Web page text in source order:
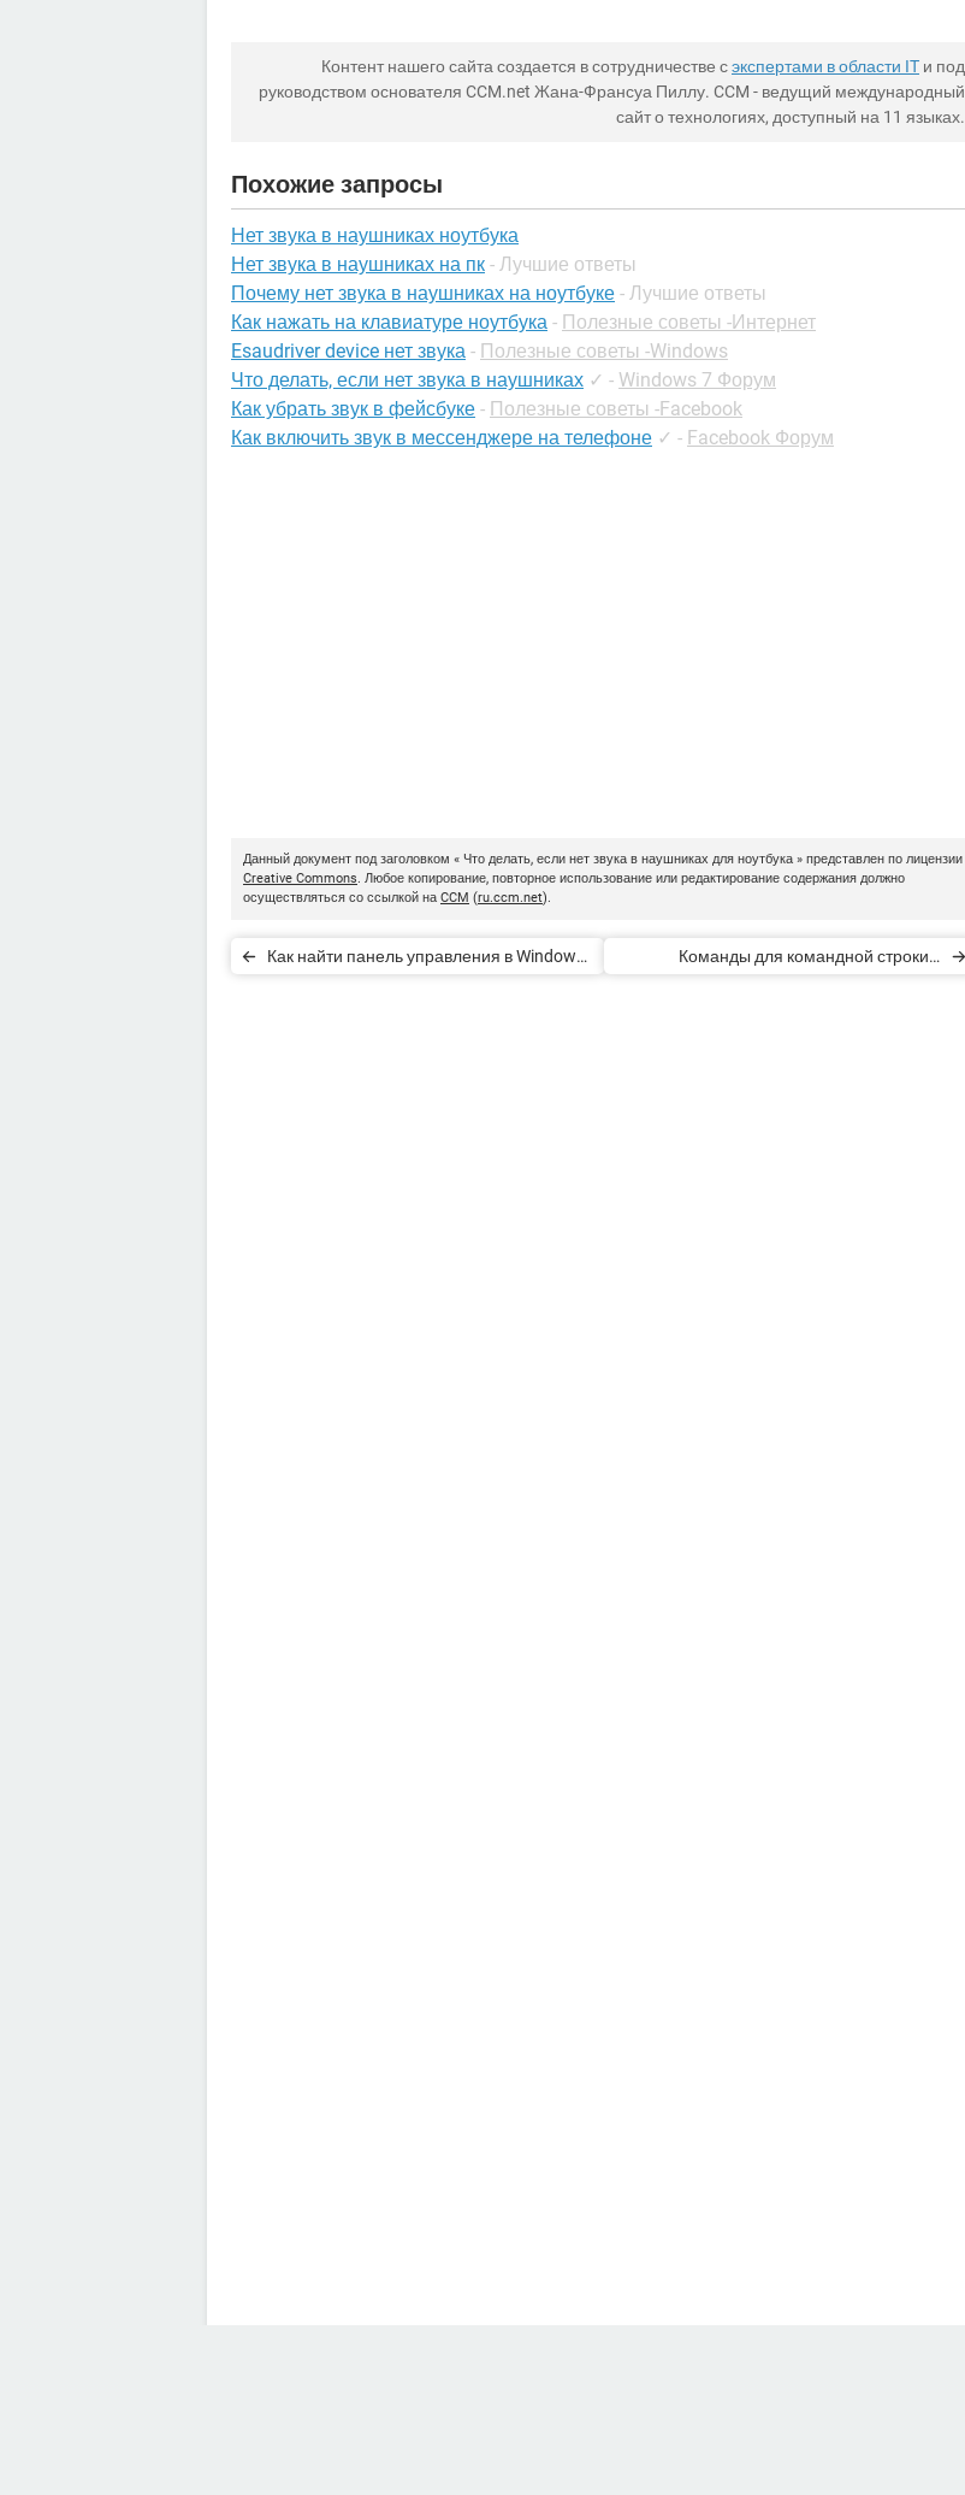
Контент нашего сайта создается в сотрудничестве сэкспертами в области IT и под
руководством основателя CCM.net Жана-Франсуа Пиллу. CCM - ведущий международный
сайт о технологиях, доступный на 11 языках.
Похожие запросы
Нет звука в наушниках ноутбука
Нет звука в наушниках на пк - Лучшие ответы
Почему нет звука в наушниках на ноутбуке - Лучшие ответы
Как нажать на клавиатуре ноутбука - Полезные советы -Интернет
Esaudriver device нет звука - Полезные советы -Windows
Что делать, если нет звука в наушниках ✓ - Windows 7 Форум
Как убрать звук в фейсбуке - Полезные советы -Facebook
Как включить звук в мессенджере на телефоне ✓ - Facebook Форум
Данный документ под заголовком « Что делать, если нет звука в наушниках для ноутбука » представлен по лицензии
Creative Commons. Любое копирование, повторное использование или редактирование содержания должно
осуществляться со ссылкой на CCM (ru.ccm.net).
Как найти панель управления в Windows
Команды для командной строки в